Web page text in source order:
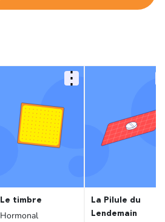
Le timbre
Hormonal
La Pilule du
Lendemain